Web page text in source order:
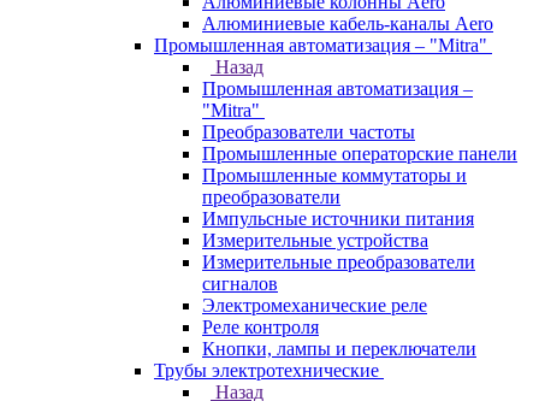
Алюминиевые кабель-каналы Aero
Промышленная автоматизация – "Mitra"
Назад
Промышленная автоматизация –
"Mitra"
Преобразователи частоты
Промышленные операторские панели
Промышленные коммутаторы и
преобразователи
Импульсные источники питания
Измерительные устройства
Измерительные преобразователи
сигналов
Электромеханические реле
Реле контроля
Кнопки, лампы и переключатели
Трубы электротехнические
Назад